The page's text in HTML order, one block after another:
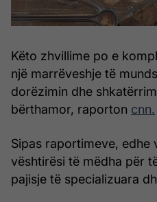
Këto zhvillime po e
një marrëveshje të
dorëzimin dhe
bërthamor, raporton cnn.
Sipas raportimeve, edhe
vështirësi të mëdha për
pajisje të specializuara